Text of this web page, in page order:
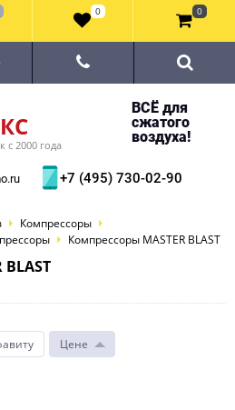
с 2000 года
ВСЁ для
сжатого
воздуха!
+7 (495) 730-02-90
Компрессоры
Компрессоры MASTER BLAST
Цене
0 0